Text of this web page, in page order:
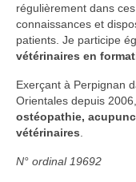
régulièrement dans
connaissances et
patients. Je participe
vétérinaires en
Exerçant à Perpignan
Orientales depuis
ostéopathie,
vétérinaires
N° ordinal 19692